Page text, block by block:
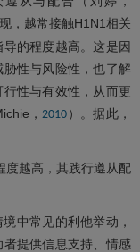
，越常接触H1N1相关
的程度越高。这是因
性与风险性，也了解
性与有效性，从而更
， 2010 ）。据此，
度越高，其践行遵从配
中常见的利他举动，
提供信息支持、情感